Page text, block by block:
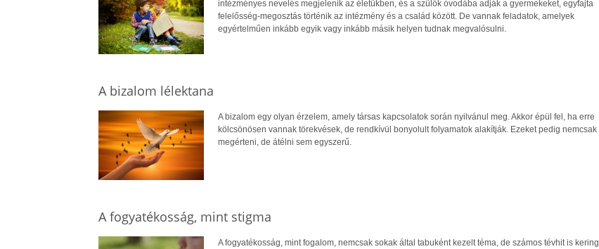
intézményes nevelés megjelenik az életükben, és a szülők óvodába adják a gyermekeket, egyfajta
felelősség-megosztás történik az intézmény és a család között. De vannak feladatok, amelyek
egyértelműen inkább egyik vagy inkább másik helyen tudnak megvalósulni.
A bizalom lélektana
A bizalom egy olyan érzelem, amely társas kapcsolatok során nyilvánul meg. Akkor épül fel, ha erre
kölcsönösen vannak törekvések, de rendkívül bonyolult folyamatok alakítják. Ezeket pedig nemcsak
megérteni, de átélni sem egyszerű.
A fogyatékosság, mint stigma
A fogyatékosság, mint fogalom, nemcsak sokak által tabuként kezelt téma, de számos tévhit is kering